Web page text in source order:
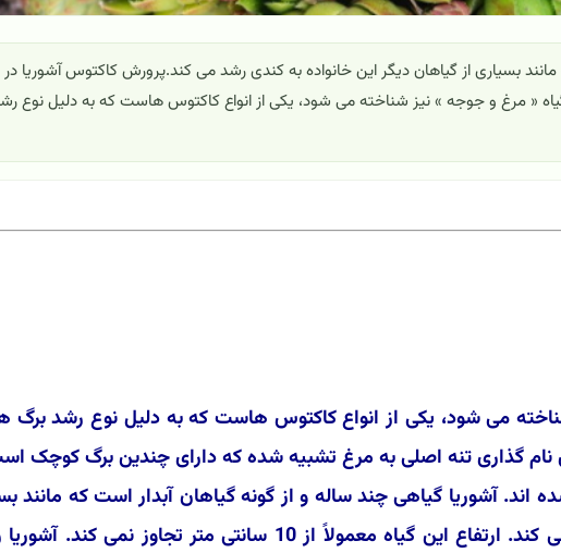
بسیاری از گیاهان دیگر این خانواده به کندی رشد می کند.پرورش کاکتوس آشوریا در
گیاه « مرغ و جوجه » نیز شناخته می شود، یکی از انواع کاکتوس هاست که به دلیل نوع
می شود، یکی از انواع کاکتوس هاست که به دلیل نوع رشد
گذاری تنه اصلی به مرغ تشبیه شده که دارای چندین برگ کوچک
آشوریا گیاهی چند ساله و از گونه گیاهان آبدار است که مانند
از گیاهان دیگر این خانواده به کندی رشد می کند. ارتفاع این گیاه معمولاً از 10 سانتی متر تجاوز نمی